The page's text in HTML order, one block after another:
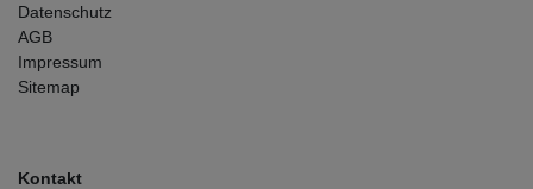
Datenschutz
AGB
Impressum
Sitemap
Kontakt